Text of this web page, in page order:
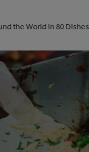
the World in 80 Dishes